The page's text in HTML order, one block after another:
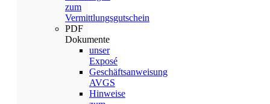
zum
Vermittlungsgutschein
PDF
Dokumente
unser
Exposé
Geschäftsanweisung
AVGS
Hinweise